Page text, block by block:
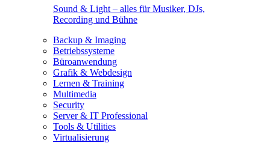
Sound & Light – alles für Musiker, DJs,
Recording und Bühne
Backup & Imaging
Betriebssysteme
Büroanwendung
Grafik & Webdesign
Lernen & Training
Multimedia
Security
Server & IT Professional
Tools & Utilities
Virtualisierung